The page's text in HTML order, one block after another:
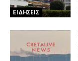
ΕΙΔΗΣΕΙΣ